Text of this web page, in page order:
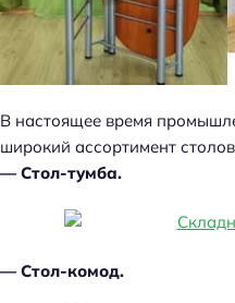
В настоящее время
широкий ассортимент
— Стол-тумба.
— Стол-комод.